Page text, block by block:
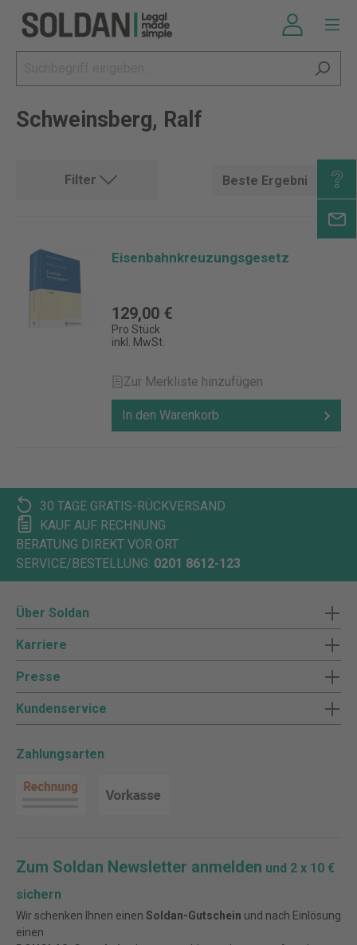
Schweinsberg, Ralf
Filter
Eisenbahnkreuzungsgesetz
129,00 €
Pro Stück
inkl. MwSt.
Zur Merkliste hinzufügen
In den Warenkorb
30 TAGE GRATIS-RÜCKVERSAND
KAUF AUF RECHNUNG
BERATUNG DIREKT VOR ORT
SERVICE/BESTELLUNG: 0201 8612-123
Über Soldan
Karriere
Presse
Kundenservice
Zahlungsarten
Zum Soldan Newsletter anmelden und 2 x 10 €
sichern
Wir schenken Ihnen einen Soldan-Gutschein und nach Einlösung
einen